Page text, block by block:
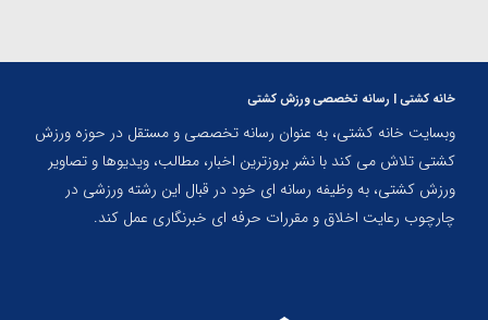
خانه کشتی | رسانه تخصصی ورزش کشتی
وبسایت خانه کشتی، به عنوان رسانه تخصصی و مستقل در حوزه ورزش
کشتی تلاش می کند با نشر بروزترین اخبار، مطالب، ویدیوها و تصاویر
ورزش کشتی، به وظیفه رسانه ای خود در قبال این رشته ورزشی در
چارچوب رعایت اخلاق و مقررات حرفه ای خبرنگاری عمل کند.